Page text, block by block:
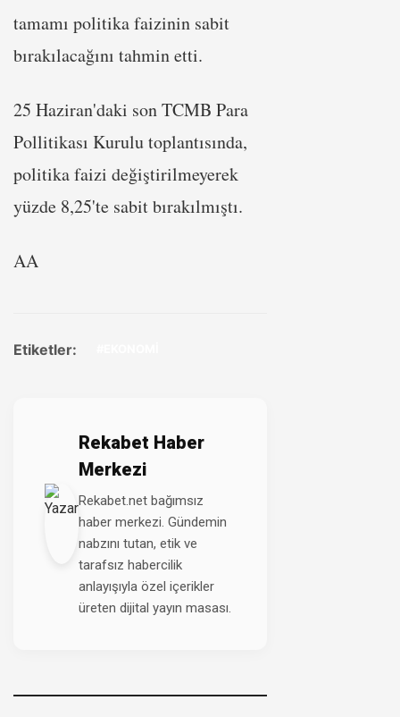
tamamı politika faizinin sabit
bırakılacağını tahmin etti.
25 Haziran'daki son TCMB Para
Pollitikası Kurulu toplantısında,
politika faizi değiştirilmeyerek
yüzde 8,25'te sabit bırakılmıştı.
AA
Etiketler:
Rekabet Haber
Merkezi
Rekabet.net bağımsız
haber merkezi. Gündemin
nabzını tutan, etik ve
tarafsız habercilik
anlayışıyla özel içerikler
üreten dijital yayın masası.